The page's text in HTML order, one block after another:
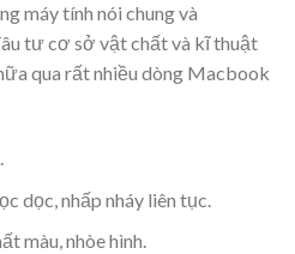
máy tính nói chung và
tư cơ sở vật chất và kĩ thuật
qua rất nhiều dòng Macbook
dọc, nhấp nháy liên tục.
màu, nhòe hình.